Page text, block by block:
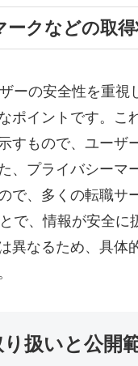
ークなどの取
ーの安全性を重
ポイントです。こ
すもので、ユーザ
、プライバシーマ
で、多くの転職サ
で、情報が安全に
異なるため、具体
扱いと公開